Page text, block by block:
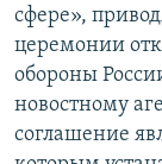
сфере»,
церемонии
обороны
новостному
соглашение